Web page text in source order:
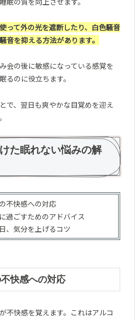
って外の光を遮断したり、白色騒音
音を抑える方法があります。
会の後に敏感になっている感覚を
るのに役立ちます。
で、翌日も爽やかな目覚めを迎え
た眠れない悩みの解
不快感への対応
過ごすためのアドバイス
、気分を上げるコツ
快感への対応
不快感を覚えます。これはアルコ